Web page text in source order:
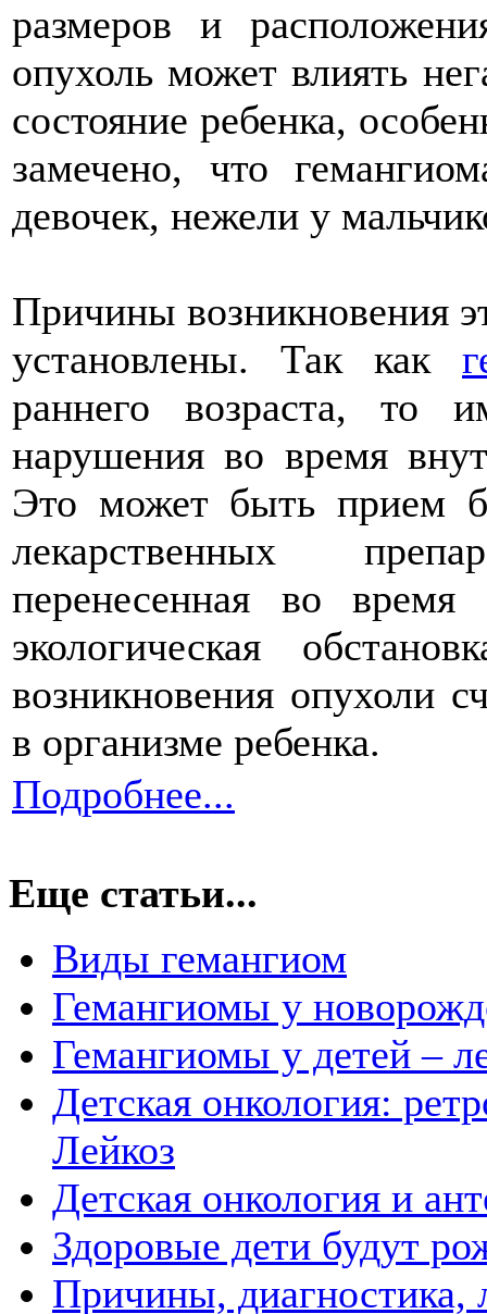
размеров и
опухоль может влиять
состояние ребенка,
замечено, что
девочек, нежели у
Причины возникновения
установлены. Так как
раннего возраста, то
нарушения во время
Это может быть прием
лекарственных
перенесенная во
экологическая
возникновения опухоли
в организме ребенка.
Подробнее...
Еще статьи...
Виды гемангиом
Гемангиомы у
Гемангиомы у детей –
Детская онкология:
Лейкоз
Детская онкология и
Здоровые дети будут
Причины, диагностика,